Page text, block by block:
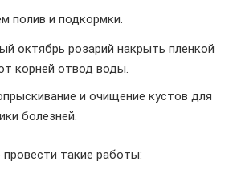
полив и подкормки.
октябрь розарий накрыть пленкой
корней отвод воды.
и очищение кустов для
болезней.
такие работы: